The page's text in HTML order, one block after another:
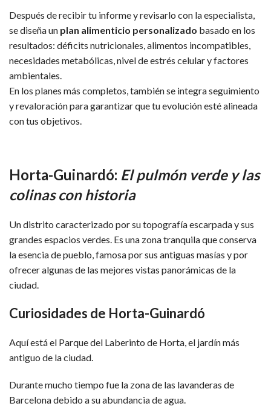
Después de recibir tu informe y revisarlo con la especialista,
se diseña un plan alimenticio personalizado basado en los
resultados: déficits nutricionales, alimentos incompatibles,
necesidades metabólicas, nivel de estrés celular y factores
ambientales.
En los planes más completos, también se integra seguimiento
y revaloración para garantizar que tu evolución esté alineada
con tus objetivos.
Horta-Guinardó: El pulmón verde y las
colinas con historia
Un distrito caracterizado por su topografía escarpada y sus
grandes espacios verdes. Es una zona tranquila que conserva
la esencia de pueblo, famosa por sus antiguas masías y por
ofrecer algunas de las mejores vistas panorámicas de la
ciudad.
Curiosidades de Horta-Guinardó
Aquí está el Parque del Laberinto de Horta, el jardín más
antiguo de la ciudad.
Durante mucho tiempo fue la zona de las lavanderas de
Barcelona debido a su abundancia de agua.